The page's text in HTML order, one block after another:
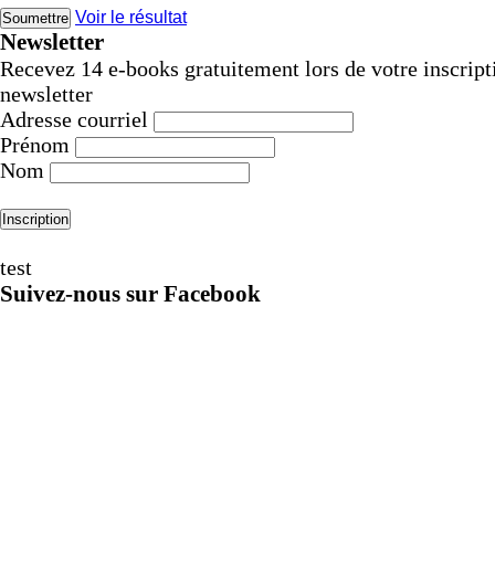
Voir le résultat
Newsletter
Recevez 14 e-books gratuitement lors de votre
newsletter
Adresse courriel
Prénom
Nom
test
Suivez-nous sur Facebook